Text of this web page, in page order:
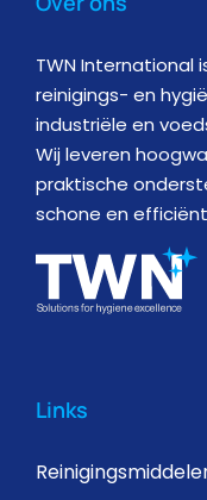
TWN International
reinigings- en
industriële en
Wij leveren
praktische
schone en
Links